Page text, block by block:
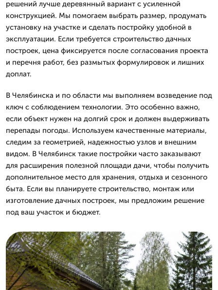
решений лучше деревянный вариант с усиленной
конструкцией. Мы помогаем выбрать размер, продумать
установку на участке и сделать постройку удобной в
эксплуатации. Если требуется строительство дачных
построек, цена фиксируется после согласования проекта
и перечня работ, без размытых формулировок и лишних
доплат.
В Челябинска и по области мы выполняем возведение под
ключ с соблюдением технологии. Это особенно важно,
если объект нужен на долгий срок и должен выдерживать
перепады погоды. Используем качественные материалы,
следим за геометрией, надежностью узлов и внешним
видом. В Челябинск такие постройки часто заказывают
для расширения полезной площади дачи, чтобы получить
дополнительное место для хранения, отдыха и сезонного
быта. Если вы планируете строительство, монтаж или
изготовление дачных построек, мы предложим решение
под ваш участок и бюджет.